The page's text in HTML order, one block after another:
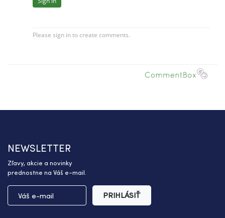
NEWSLETTER
Zľavy, akcie a novinky
prednostne na Váš e-mail.
PRIHLÁSIŤ